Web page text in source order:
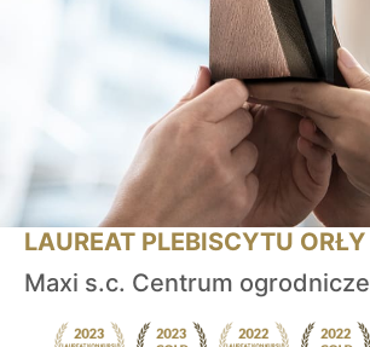
LAUREAT PLEBISCYTU ORŁY
Maxi s.c. Centrum ogrodnicze